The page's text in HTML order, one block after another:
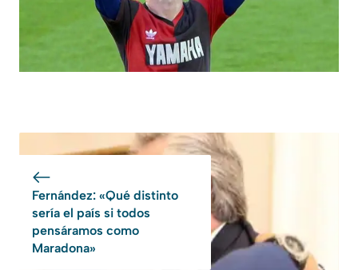
Fernández: «Qué distinto
sería el país si todos
pensáramos como
Maradona»